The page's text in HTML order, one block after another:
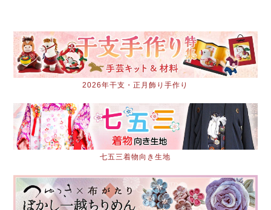
2026年干支・正月飾り手作り
七五三着物向き生地